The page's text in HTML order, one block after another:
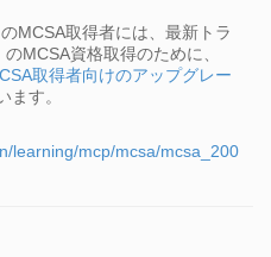
MCSA取得者には、最新トラ
MCSA資格取得のために、
取得者向けのアップグレー
ます。
learning/mcp/mcsa/mcsa_200